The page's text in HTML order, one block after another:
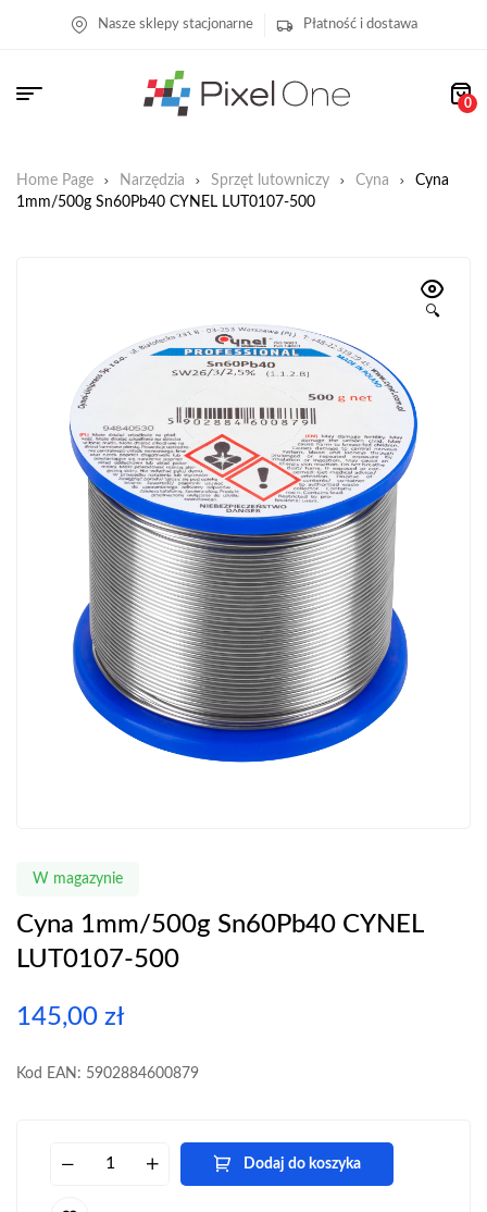
Nasze sklepy stacjonarne Płatność i dostawa
0
Home Page Narzędzia Sprzęt lutowniczy Cyna
Cyna
1mm/500g Sn60Pb40 CYNEL LUT0107-500
🔍
W magazynie
Cyna 1mm/500g Sn60Pb40 CYNEL
LUT0107-500
145,00 zł
Kod EAN: 5902884600879
Dodaj do koszyka